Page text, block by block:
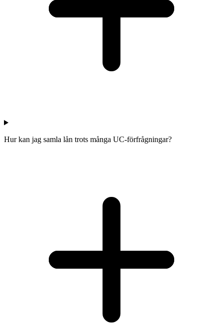
Hur kan jag samla lån trots många UC-förfrågningar?